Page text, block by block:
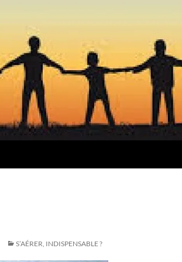
S’AÉRER, INDISPENSABLE ?